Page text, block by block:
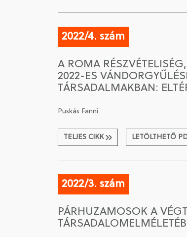
2022/4. szám
A ROMA
2022-ES
TÁRSADALMAKBAN:
Puskás Fanni
TELJES CIKK LETÖLTHETŐ
2022/3. szám
PÁRHUZAMOSOK A